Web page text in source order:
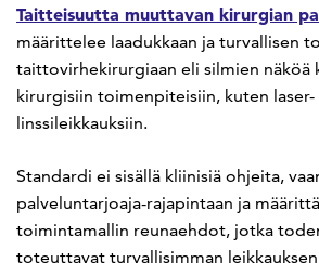
Taitteisuutta muuttavan kirurgian
määrittelee laadukkaan ja turvallisen
taittovirhekirurgiaan eli silmien näköä
kirurgisiin toimenpiteisiin, kuten laser-
linssileikkauksiin.
Standardi ei sisällä kliinisiä ohjeita,
palveluntarjoaja-rajapintaan ja
toimintamallin reunaehdot, jotka
toteuttavat turvallisimman